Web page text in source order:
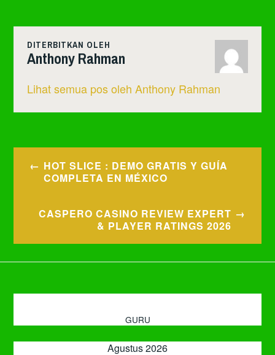
DITERBITKAN OLEH
Anthony Rahman
Lihat semua pos oleh Anthony Rahman
Navigasi
HOT SLICE : DEMO GRATIS Y GUÍA
COMPLETA EN MÉXICO
CASPERO CASINO REVIEW EXPERT
& PLAYER RATINGS 2026
GURU
Agustus 2026